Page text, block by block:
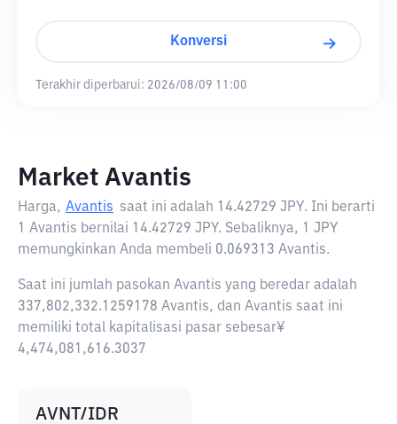
Konversi
Terakhir diperbarui: 2026/08/09 11:00
Market Avantis
Harga, Avantis saat ini adalah 14.42729 JPY. Ini berarti
1 Avantis bernilai 14.42729 JPY. Sebaliknya, 1 JPY
memungkinkan Anda membeli 0.069313 Avantis.
Saat ini jumlah pasokan Avantis yang beredar adalah
337,802,332.1259178 Avantis, dan Avantis saat ini
memiliki total kapitalisasi pasar sebesar¥
4,474,081,616.3037
AVNT/IDR